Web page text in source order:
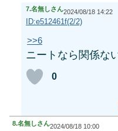
7.名無しさん2024/08/18 14:22
ID:e512461f(2/2)
>>6
ニートなら関係な
0
8.名無しさん2024/08/18 10:00